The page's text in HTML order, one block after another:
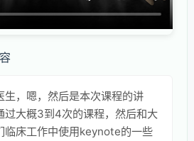
生，嗯，然后是本次课程的讲
过大概3到4次的课程，然后和大
临床工作中使用keynote的一些